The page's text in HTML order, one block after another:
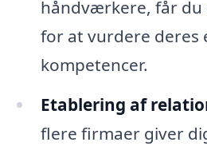
håndværkere, får du
for at vurdere deres
kompetencer.
Etablering af
flere firmaer giver